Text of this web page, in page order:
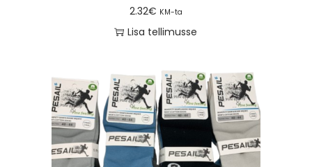
2.32€ KM-ta
Lisa tellimusse